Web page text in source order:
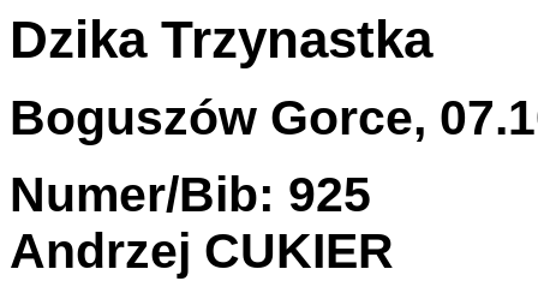
Dzika Trzynastka
Boguszów Gorce,
Numer/Bib: 925
Andrzej CUKIER